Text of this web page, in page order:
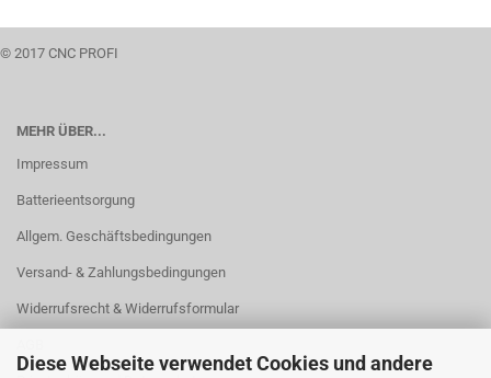
Diese Webseite verwendet Cookies und andere
© 2017 CNC PROFI
MEHR ÜBER...
Impressum
Batterieentsorgung
Allgem. Geschäftsbedingungen
Versand- & Zahlungsbedingungen
Widerrufsrecht & Widerrufsformular